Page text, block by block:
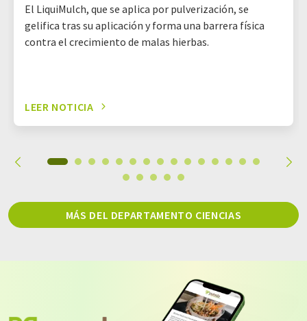
El LiquiMulch, que se aplica por pulverización, se
gelifica tras su aplicación y forma una barrera física
contra el crecimiento de malas hierbas.
LEER NOTICIA
MÁS DEL DEPARTAMENTO CIENCIAS